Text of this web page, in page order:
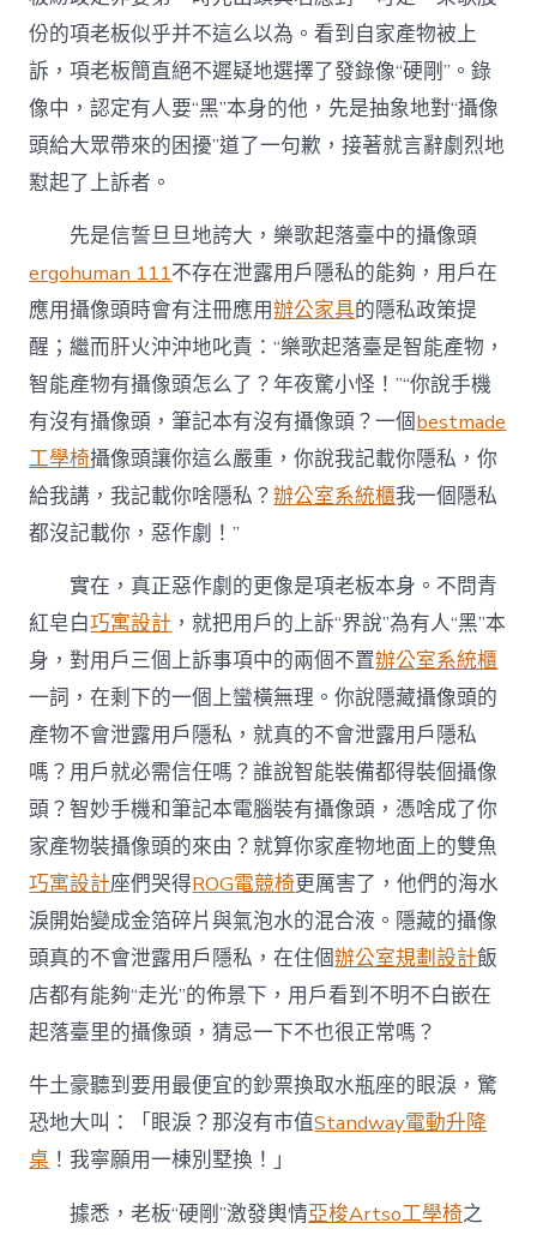
份的項老板似乎并不這么以為。看到自家產物被上
訴，項老板簡直絕不遲疑地選擇了發錄像“硬剛”。錄
像中，認定有人要“黑”本身的他，先是抽象地對“攝像
頭給大眾帶來的困擾”道了一句歉，接著就言辭劇烈地
懟起了上訴者。
先是信誓旦旦地誇大，樂歌起落臺中的攝像頭
ergohuman 111不存在泄露用戶隱私的能夠，用戶在
應用攝像頭時會有注冊應用辦公家具的隱私政策提
醒；繼而肝火沖沖地叱責：“樂歌起落臺是智能產物，
智能產物有攝像頭怎么了？年夜驚小怪！”“你說手機
有沒有攝像頭，筆記本有沒有攝像頭？一個bestmade
工學椅攝像頭讓你這么嚴重，你說我記載你隱私，你
給我講，我記載你啥隱私？辦公室系統櫃我一個隱私
都沒記載你，惡作劇！”
實在，真正惡作劇的更像是項老板本身。不問青
紅皂白巧寓設計 ，就把用戶的上訴“界說”為有人“黑”本
身，對用戶三個上訴事項中的兩個不置辦公室系統櫃
一詞，在剩下的一個上蠻橫無理。你說隱藏攝像頭的
產物不會泄露用戶隱私，就真的不會泄露用戶隱私
嗎？用戶就必需信任嗎？誰說智能裝備都得裝個攝像
頭？智妙手機和筆記本電腦裝有攝像頭，憑啥成了你
家產物裝攝像頭的來由？就算你家產物地面上的雙魚
巧寓設計座們哭得ROG電競椅更厲害了，他們的海水
淚開始變成金箔碎片與氣泡水的混合液。隱藏的攝像
頭真的不會泄露用戶隱私，在住個辦公室規劃設計飯
店都有能夠“走光”的佈景下，用戶看到不明不白嵌在
起落臺里的攝像頭，猜忌一下不也很正常嗎？
牛土豪聽到要用最便宜的鈔票換取水瓶座的眼淚，驚
恐地大叫：「眼淚？那沒有市值Standway電動升降
桌 ！我寧願用一棟別墅換！」
據悉，老板“硬剛”激發輿情亞梭Artso工學椅之